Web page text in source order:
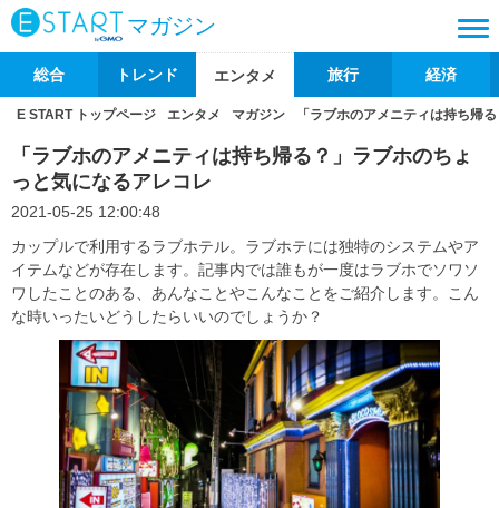
マガジン
総合 トレンド エンタメ 旅行 経済
E START トップページ エンタメ マガジン 「ラブホのアメニティは持ち帰
「ラブホのアメニティは持ち帰る？」ラブホのちょ
っと気になるアレコレ
2021-05-25 12:00:48
カップルで利用するラブホテル。ラブホテには独特のシステムやア
イテムなどが存在します。記事内では誰もが一度はラブホでソワソ
ワしたことのある、あんなことやこんなことをご紹介します。こん
な時いったいどうしたらいいのでしょうか？